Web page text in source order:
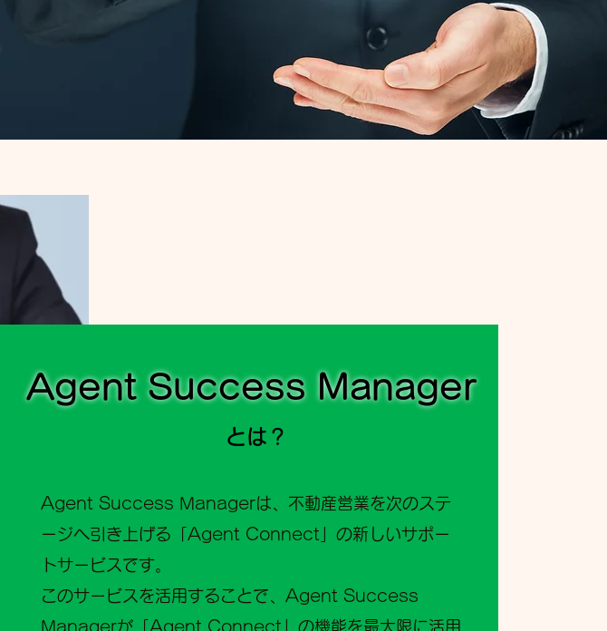
Agent Success Manager
とは？
Agent Success Managerは、不動産営業を次のステ
ージへ引き上げる「Agent Connect」の新しいサポー
トサービスです。
このサービスを活用することで、Agent Success
Managerが「Agent Connect」の機能を最大限に活用